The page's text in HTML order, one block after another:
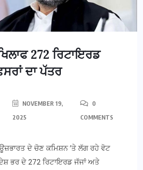
272 ਰਿਟਾਇਰਡ
ਦਾ ਪੱਤਰ
NOVEMBER 19,
2025
0
COMMENTS
ਦੇ ਚੋਣ ਕਮਿਸ਼ਨ ’ਤੇ ਲੱਗ ਰਹੇ ਵੋਟ
ਭਰ ਦੇ 272 ਰਿਟਾਇਰਡ ਜੱਜਾਂ ਅਤੇ